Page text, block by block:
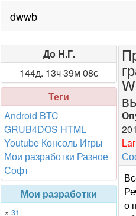
dwwb
До Н.Г.
144д. 13ч 39м 08с
Теги
Android BTC
GRUB4DOS HTML
Youtube Консоль Игры
Мои разработки Разное
Софт
Мои разработки
» 31
о